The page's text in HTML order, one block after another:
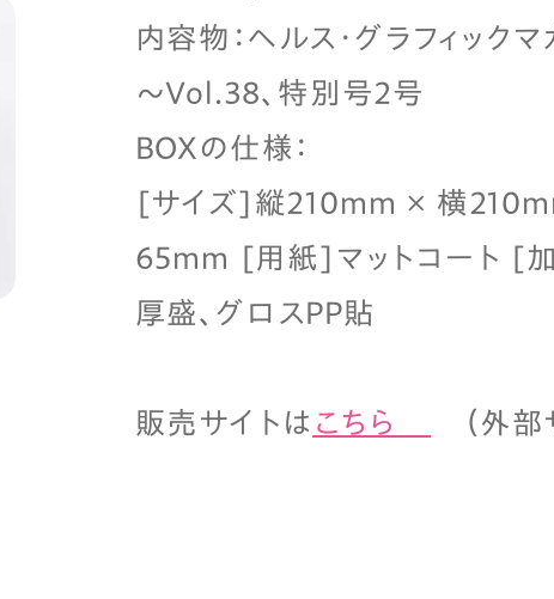
内容物：ヘルス・グラフィック
～Vol.38、特別号2号
BOXの仕様：
[サイズ]縦210mm × 横
65mm [用紙]マットコート [加
厚盛、グロスPP貼
販売サイトは こちら （外部